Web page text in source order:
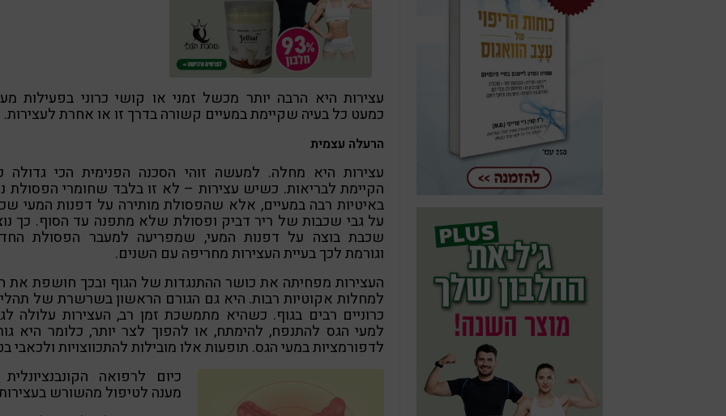
עצירות היא הרבה יותר מכשל זמני או קושי כרוני בפעילות
כמעט כל בעיה שקיימת במעיים קשורה בדרך זו או אחרת לעצירות.
הרעלה עצמית
עצירות היא מחלה. למעשה זוהי הסכנה הפנימית הכי גדולה
הקיימת לבריאות. כשיש עצירות – לא זו בלבד שחומרי הפסולת
באיטיות רבה במעיים, אלא שהפסולת מותירה על דפנות המעי
על גבי שכבות של ריר דביק ופסולת שלא מתפנה עד הסוף. כך
שכבת בוצה על דפנות המעי, שמפריעה למעבר הפסולת
וגורמת לכך בעיית העצירות מחריפה עם השנים.
העצירות מפחיתה את כושר ההתנגדות של הגוף ובכך חושפת את
למחלות אקוטיות רבות. היא גם הגורם הראשון בשרשרת של
כרוניים רבים בגוף. כשהיא מתמשכת זמן רב, העצירות עלולה
למעי הגס להתנפח, להימתח, או להפוך לצר יותר, כלומר היא
לדפורמציות במעי הגס. תופעות אלו מובילות להתכווצויות ולכאבי
כיום לרפואה הקונבנציונלית
מענה לטיפול מהשורש